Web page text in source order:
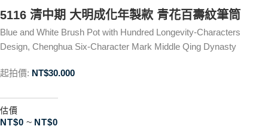
5116 清中期 大明成化年製款 青花百壽紋筆筒
Blue and White Brush Pot with Hundred Longevity-Characters
Design, Chenghua Six-Character Mark Middle Qing Dynasty
起拍價: NT$30.000
估價
NT$0 ~ NT$0